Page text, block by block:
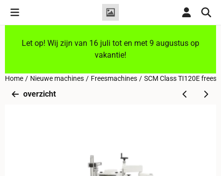
Cookievoorkeuren zijn momenteel gesloten.
Let op! Wij zijn van 16 juli tot en met 9 augustus op
vakantie!
Home / Nieuwe machines / Freesmachines / SCM Class TI120E
overzicht